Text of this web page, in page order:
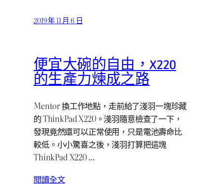
2019 年 11 月 6 日
便宜大碗的自由，X220
的生產力煉成之路
Mentor 換工作地點，走前給了淺羽一塊珍藏
的 ThinkPad X220。淺羽隨意檢查了一下，
發現竟然還可以正常使用，只是電池壽命比
較低。小小驚喜之後，淺羽打算把這塊
ThinkPad X220 …
閱讀全文